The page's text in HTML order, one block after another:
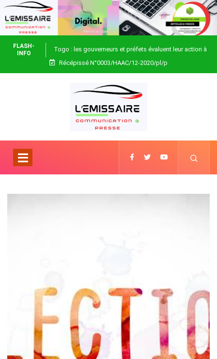
FLASH-
INFO
Togo : les gouverneurs et préfets évaluent leur action à
Blitta
Récépissé N°0003/HAAC/12-2020/pl/p